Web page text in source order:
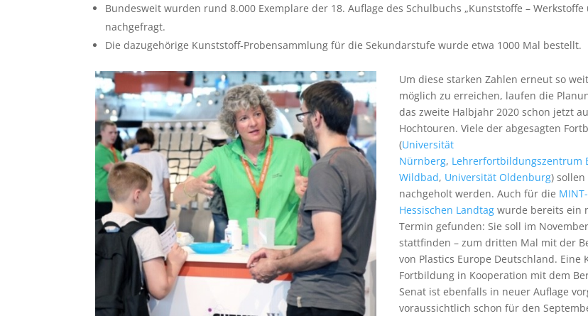
Bundesweit wurden rund 8.000 Exemplare der 18. Auflage des Schulbuchs „Kunststoffe – Werkstoffe
nachgefragt.
Die dazugehörige Kunststoff-Probensammlung für die Sekundarstufe wurde etwa 1000 Mal bestellt.
Um diese starken Zahlen erneut so
möglich zu erreichen, laufen die
das zweite Halbjahr 2020 schon jetzt
Hochtouren. Viele der abgesagten
(Universität
Nürnberg, Lehrerfortbildungszentrum
Wildbad, Universität Oldenburg)
nachgeholt werden. Auch für die
Hessischen Landtagwurde bereits ein
Termin gefunden: Sie soll im November
stattfinden – zum dritten Mal mit der
von Plastics Europe Deutschland. Eine
Fortbildung in Kooperation mit dem
Senat ist ebenfalls in neuer Auflage
voraussichtlich schon für den